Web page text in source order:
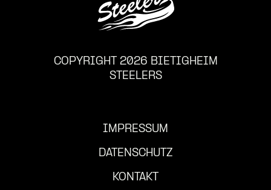
COPYRIGHT 2026 BIETIGHEIM
STEELERS
IMPRESSUM
DATENSCHUTZ
KONTAKT